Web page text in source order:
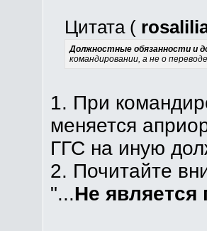
Цитата (
Должностные обязанности и
командировании, а не о переводе
1. При
меняется
ГГС на иную
2. Почитайте
"...Не является